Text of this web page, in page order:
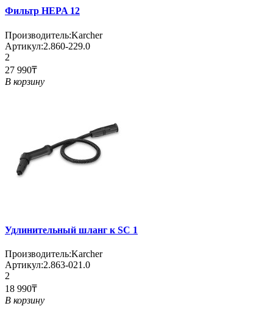
Фильтр HEPA 12
Производитель:Karcher
Артикул:2.860-229.0
2
27 990₸
В корзину
Удлинительный шланг к SC 1
Производитель:Karcher
Артикул:2.863-021.0
2
18 990₸
В корзину